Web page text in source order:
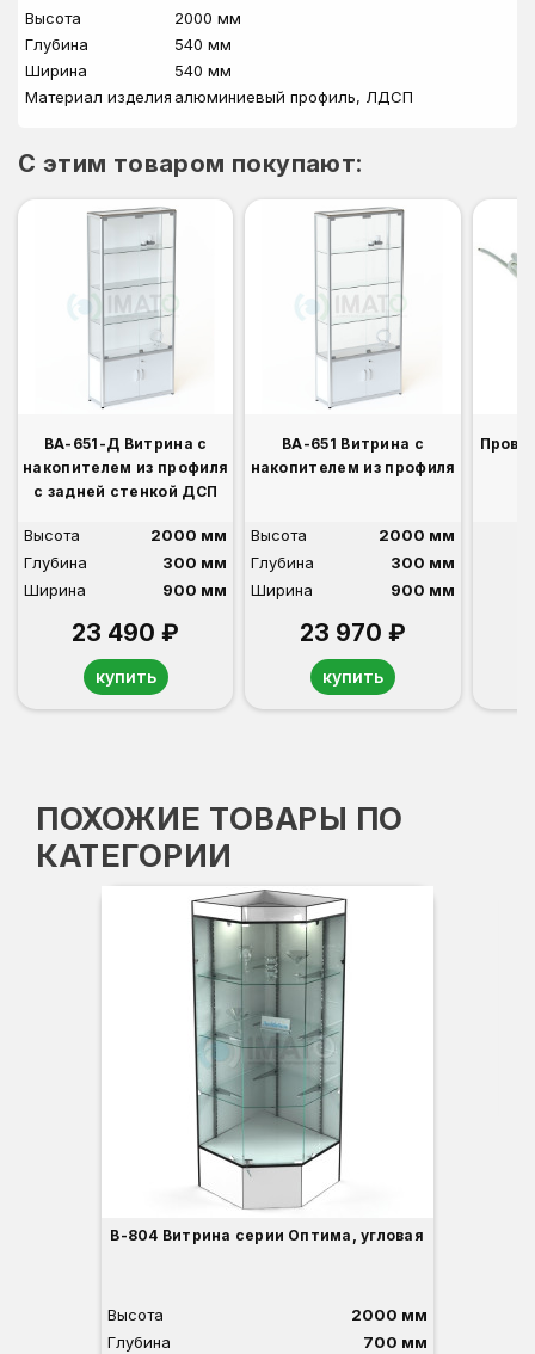
Высота
2000 мм
Глубина
540 мм
Ширина
540 мм
Материал изделия алюминиевый профиль, ЛДСП
C этим товаром покупают:
ВА-651-Д Витрина с
накопителем из профиля
с задней стенкой ДСП
Высота
2000 мм
Глубина
300 мм
Ширина
900 мм
23 490 ₽
купить
ВА-651 Витрина с
накопителем из профиля
Высота
2000 мм
Глубина
300 мм
Ширина
900 мм
23 970 ₽
купить
ПОХОЖИЕ ТОВАРЫ ПО
КАТЕГОРИИ
В-804 Витрина серии Оптима, угловая
Высота
2000 мм
Глубина
700 мм